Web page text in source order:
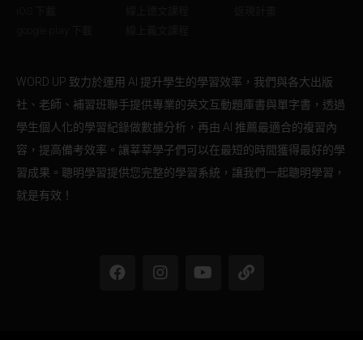
WORD UP 致力於運用 AI 提升學生的學習效率，我們與各大出版
社、老師、補習班聯手提供專業的英文互動題庫書與單字書，透過
學生個人化的學習紀錄做數據分析，再由 AI 推薦最適合的複習內
容，提高備考效率。讓莘莘學子們可以在最短的時間獲得最好的學
習成果。聰明學習提供您完整的學習系統，讓我們一起聰明學習，
就是有效！